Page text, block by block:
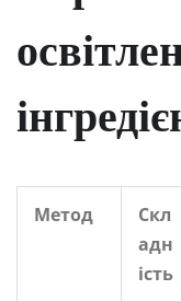
Метод
Скл
адн
ість